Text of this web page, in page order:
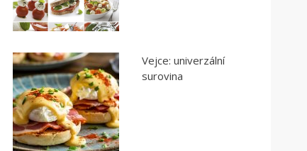
Vejce: univerzální
surovina